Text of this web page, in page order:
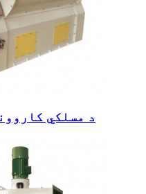
د مسلکي